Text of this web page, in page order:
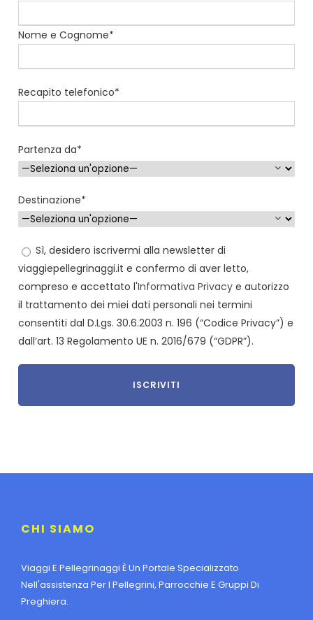
Nome e Cognome*
Recapito telefonico*
Partenza da*
Destinazione*
Sì, desidero iscrivermi alla newsletter di
viaggiepellegrinaggi.it e confermo di aver letto,
compreso e accettato l'Informativa Privacy e autorizzo
il trattamento dei miei dati personali nei termini
consentiti dal D.Lgs. 30.6.2003 n. 196 (“Codice Privacy”) e
dall’art. 13 Regolamento UE n. 2016/679 (“GDPR”).
CHI SIAMO
Viaggi E Pellegrinaggi È Un Portale Specializzato
Nell'assistenza Per I Pellegrini, Parrocchie E Gruppi Di
Preghiera.